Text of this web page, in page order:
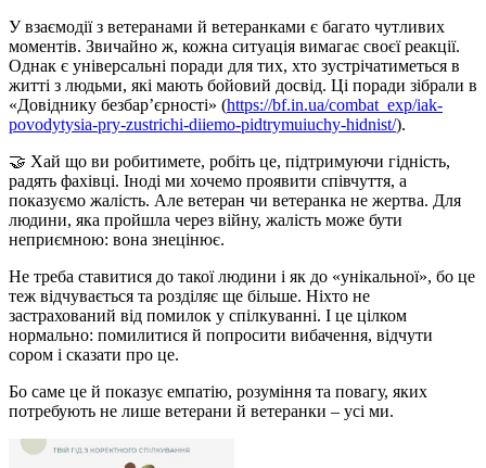
У взаємодії з ветеранами й ветеранками є багато чутливих
моментів. Звичайно ж, кожна ситуація вимагає своєї реакції.
Однак є універсальні поради для тих, хто зустрічатиметься в
житті з людьми, які мають бойовий досвід. Ці поради зібрали в
«Довіднику безбар’єрності» (https://bf.in.ua/combat_exp/iak-
povodytysia-pry-zustrichi-diiemo-pidtrymuiuchy-hidnist/).
🤝 Хай що ви робитимете, робіть це, підтримуючи гідність,
радять фахівці. Іноді ми хочемо проявити співчуття, а
показуємо жалість. Але ветеран чи ветеранка не жертва. Для
людини, яка пройшла через війну, жалість може бути
неприємною: вона знецінює.
Не треба ставитися до такої людини і як до «унікальної», бо це
теж відчувається та розділяє ще більше. Ніхто не
застрахований від помилок у спілкуванні. І це цілком
нормально: помилитися й попросити вибачення, відчути
сором і сказати про це.
Бо саме це й показує емпатію, розуміння та повагу, яких
потребують не лише ветерани й ветеранки – усі ми.